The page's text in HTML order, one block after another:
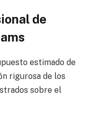
de
estimado de
rigurosa de los
sobre el